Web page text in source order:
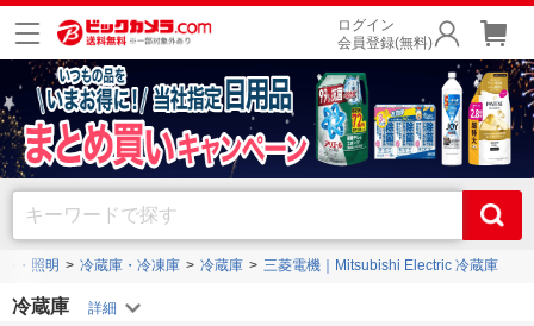
ログイン
会員登録(無料)
・照明 冷蔵庫・冷凍庫 冷蔵庫 三菱電機｜Mitsubishi Electric 冷蔵庫
冷蔵庫